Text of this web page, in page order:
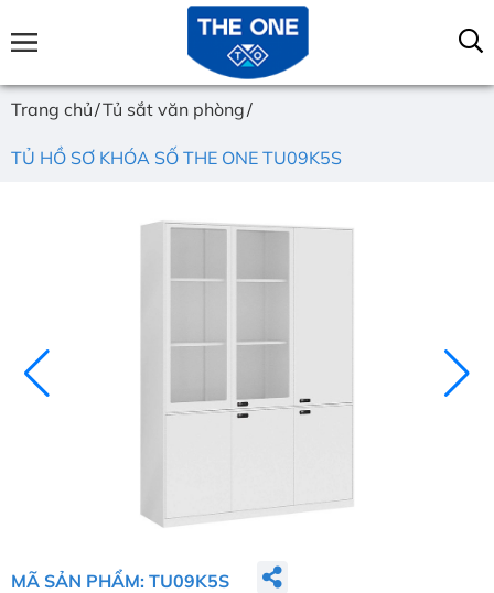
Trang chủ Tủ sắt văn phòng
TỦ HỒ SƠ KHÓA SỐ THE ONE TU09K5S
MÃ SẢN PHẨM: TU09K5S